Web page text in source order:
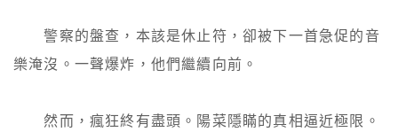
警察的盤查，本該是休止符，卻被下一首急促的音
樂淹沒。一聲爆炸，他們繼續向前。
然而，瘋狂終有盡頭。陽菜隱瞞的真相逼近極限。